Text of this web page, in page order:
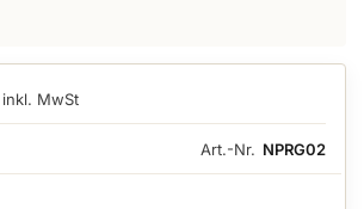
Tips & Zubehör anzeigen
inkl. MwSt
Art.-Nr. NPRG02